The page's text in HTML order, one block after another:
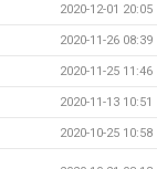
2020-12-01 20:05
2020-11-26 08:39
2020-11-25 11:46
2020-11-13 10:51
2020-10-25 10:58